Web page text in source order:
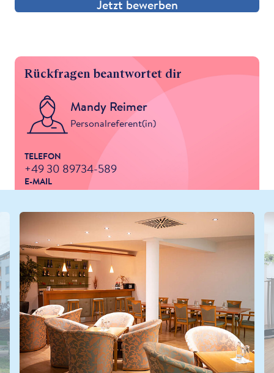
Jetzt bewerben
Rückfragen beantwortet dir
Mandy Reimer
Personalreferent(in)
TELEFON
+49 30 89734-589
E-MAIL
reimer-mandy@kwa.de